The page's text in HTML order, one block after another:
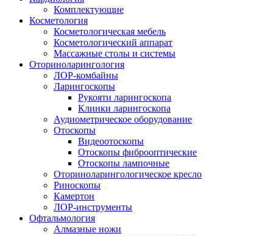
Комплектующие
Косметология
Косметологическая мебель
Косметологический аппарат
Массажные столы и системы
Оториноларингология
ЛОР-комбайны
Ларингоскопы
Рукояти ларингоскопа
Клинки ларингоскопа
Аудиометрическое оборудование
Отоскопы
Видеоотоскопы
Отоскопы фиброоптические
Отоскопы лампочные
Оториноларингологическое кресло
Риноскопы
Камертон
ЛОР-инструменты
Офтальмология
Алмазные ножи